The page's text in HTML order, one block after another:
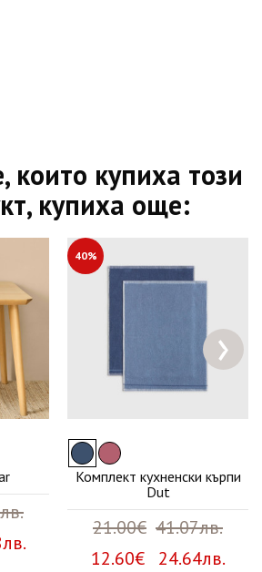
които купиха този
купиха още:
40%
Комплект кухненски кърпи
Dut
21.00€ 41.07лв.
12.60€ 24.64лв.
›